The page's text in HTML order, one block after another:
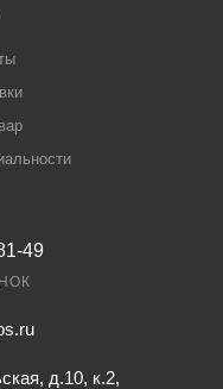
49
д.10, к.2,